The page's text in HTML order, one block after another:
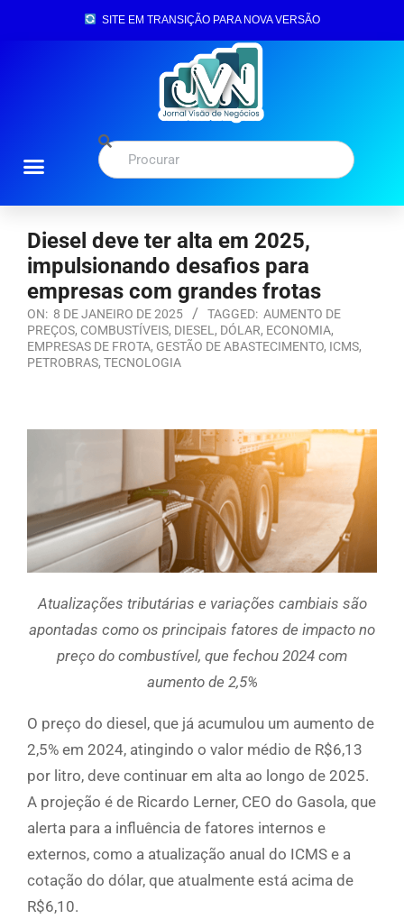
SITE EM TRANSIÇÃO PARA NOVA VERSÃO
Diesel deve ter alta em 2025,
impulsionando desafios para
empresas com grandes frotas
ON: 8 DE JANEIRO DE 2025 TAGGED: AUMENTO DE
PREÇOS, COMBUSTÍVEIS, DIESEL , DÓLAR, ECONOMIA,
EMPRESAS DE FROTA, GESTÃO DE ABASTECIMENTO, ICMS,
PETROBRAS, TECNOLOGIA
Atualizações tributárias e variações cambiais são
apontadas como os principais fatores de impacto no
preço do combustível, que fechou 2024 com
aumento de 2,5%
O preço do diesel, que já acumulou um aumento de
2,5% em 2024, atingindo o valor médio de R$6,13
por litro, deve continuar em alta ao longo de 2025.
A projeção é de Ricardo Lerner, CEO do Gasola, que
alerta para a influência de fatores internos e
externos, como a atualização anual do ICMS e a
cotação do dólar, que atualmente está acima de
R$6,10.